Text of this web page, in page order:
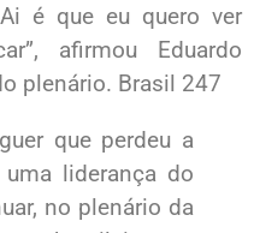
é que eu quero ver
afirmou Eduardo
plenário. Brasil 247
que perdeu a
liderança do
no plenário da